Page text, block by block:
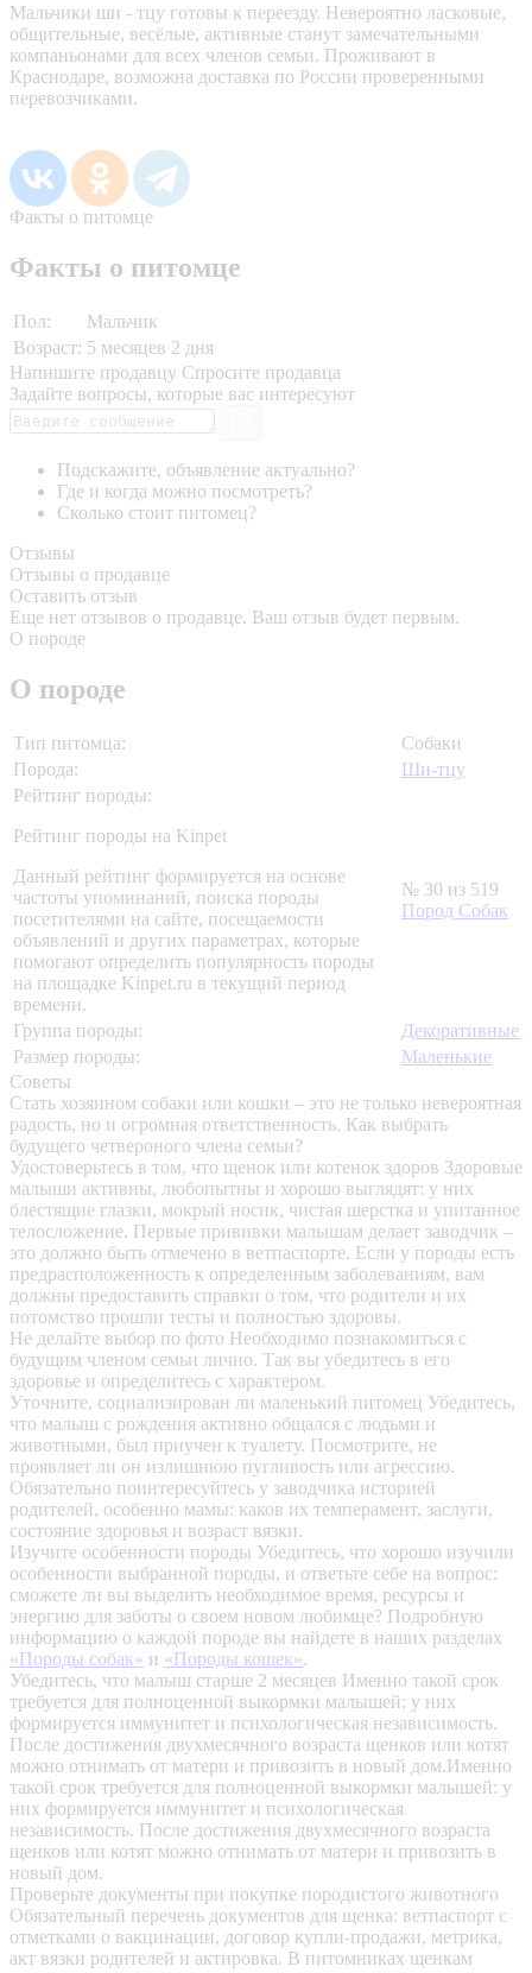
Мальчики ши - тцу готовы к переезду. Невероятно ласковые,
общительные, весёлые, активные станут замечательными
компаньонами для всех членов семьи. Проживают в
Краснодаре, возможна доставка по России проверенными
перевозчиками.
Факты о питомце
Факты о питомце
Пол:
Мальчик
Возраст: 5 месяцев 2 дня
Напишите продавцу Спросите продавца
Задайте вопросы, которые вас интересуют
Подскажите, объявление актуально?
Где и когда можно посмотреть?
Сколько стоит питомец?
Отзывы
Отзывы о продавце
Оставить отзыв
Еще нет отзывов о продавце. Ваш отзыв будет первым.
О породе
О породе
Тип питомца:
Собаки
Порода:
Ши-тцу
Рейтинг породы:
Рейтинг породы на Kinpet
Данный рейтинг формируется на основе
частоты упоминаний, поиска породы
посетителями на сайте, посещаемости
объявлений и других параметрах, которые
помогают определить популярность породы
на площадке Kinpet.ru в текущий период
времени.
№ 30 из 519
Пород Собак
Группа породы:
Декоративные
Размер породы:
Маленькие
Советы
Стать хозяином собаки или кошки – это не только невероятная
радость, но и огромная ответственность. Как выбрать
будущего четвероного члена семьи?
Удостоверьтесь в том, что щенок или котенок здоров Здоровые
малыши активны, любопытны и хорошо выглядят: у них
блестящие глазки, мокрый носик, чистая шерстка и упитанное
телосложение. Первые прививки малышам делает заводчик –
это должно быть отмечено в ветпаспорте. Если у породы есть
предрасположенность к определенным заболеваниям, вам
должны предоставить справки о том, что родители и их
потомство прошли тесты и полностью здоровы.
Не делайте выбор по фото Необходимо познакомиться с
будущим членом семьи лично. Так вы убедитесь в его
здоровье и определитесь с характером.
Уточните, социализирован ли маленький питомец Убедитесь,
что малыш с рождения активно общался с людьми и
животными, был приучен к туалету. Посмотрите, не
проявляет ли он излишнюю пугливость или агрессию.
Обязательно поинтересуйтесь у заводчика историей
родителей, особенно мамы: каков их темперамент, заслуги,
состояние здоровья и возраст вязки.
Изучите особенности породы Убедитесь, что хорошо изучили
особенности выбранной породы, и ответьте себе на вопрос:
сможете ли вы выделить необходимое время, ресурсы и
энергию для заботы о своем новом любимце? Подробную
информацию о каждой породе вы найдете в наших разделах
«Породы собак» и «Породы кошек».
Убедитесь, что малыш старше 2 месяцев Именно такой срок
требуется для полноценной выкормки малышей: у них
формируется иммунитет и психологическая независимость.
После достижения двухмесячного возраста щенков или котят
можно отнимать от матери и привозить в новый дом.Именно
такой срок требуется для полноценной выкормки малышей: у
них формируется иммунитет и психологическая
независимость. После достижения двухмесячного возраста
щенков или котят можно отнимать от матери и привозить в
новый дом.
Проверьте документы при покупке породистого животного
Обязательный перечень документов для щенка: ветпаспорт с
отметками о вакцинации, договор купли-продажи, метрика,
акт вязки родителей и актировка. В питомниках щенкам